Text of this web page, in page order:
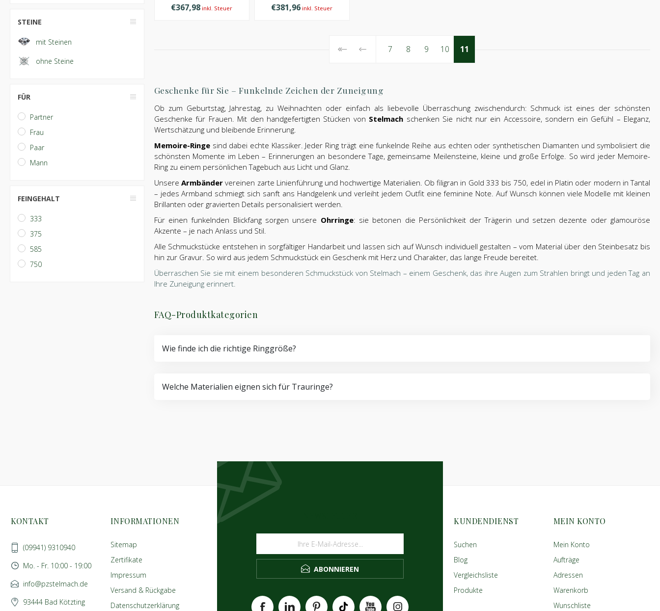
€367,98 inkl. Steuer €381,96 inkl. Steuer
7 8 9 10 11
Geschenke für Sie – Funkelnde Zeichen der Zuneigung
Ob zum Geburtstag, Jahrestag, zu Weihnachten oder einfach als liebevolle Überraschung zwischendurch: Schmuck ist eines der schönsten
Geschenke für Frauen. Mit den handgefertigten Stücken von Stelmach schenken Sie nicht nur ein Accessoire, sondern ein Gefühl – Eleganz,
Wertschätzung und bleibende Erinnerung.
Memoire-Ringesind dabei echte Klassiker. Jeder Ring trägt eine funkelnde Reihe aus echten oder synthetischen Diamanten und symbolisiert die
schönsten Momente im Leben – Erinnerungen an besondere Tage, gemeinsame Meilensteine, kleine und große Erfolge. So wird jeder Memoire-
Ring zu einem persönlichen Tagebuch aus Licht und Glanz.
UnsereArmbänder vereinen zarte Linienführung und hochwertige Materialien. Ob filigran in Gold 333 bis 750, edel in Platin oder modern in Tantal
– jedes Armband schmiegt sich sanft ans Handgelenk und verleiht jedem Outfit eine feminine Note. Auf Wunsch können viele Modelle mit kleinen
Brillanten oder gravierten Details personalisiert werden.
Für einen funkelnden Blickfang sorgen unsere Ohrringe: sie betonen die Persönlichkeit der Trägerin und setzen dezente oder glamouröse
Akzente – je nach Anlass und Stil.
Alle Schmuckstücke entstehen in sorgfältiger Handarbeit und lassen sich auf Wunsch individuell gestalten – vom Material über den Steinbesatz bis
hin zur Gravur. So wird aus jedem Schmuckstück ein Geschenk mit Herz und Charakter, das lange Freude bereitet.
Überraschen Sie sie mit einem besonderen Schmuckstück von Stelmach – einem Geschenk, das ihre Augen zum Strahlen bringt und jeden Tag an
Ihre Zuneigung erinnert.
FAQ-Produktkategorien
Wie finde ich die richtige Ringgröße?
Welche Materialien eignen sich für Trauringe?
STEINE
mit Steinen
ohne Steine
FÜR
Partner
Frau
Paar
Mann
FEINGEHALT
333
375
585
750
ABONNIEREN
KONTAKT
(09941) 9310940
Mo. - Fr. 10:00 - 19:00
info@pzstelmach.de
93444 Bad Kötzting
INFORMATIONEN
Sitemap
Zertifikate
Impressum
Versand & Rückgabe
Datenschutzerklärung
KUNDENDIENST
Suchen
Blog
Vergleichsliste
Produkte
MEIN KONTO
Mein Konto
Aufträge
Adressen
Warenkorb
Wunschliste